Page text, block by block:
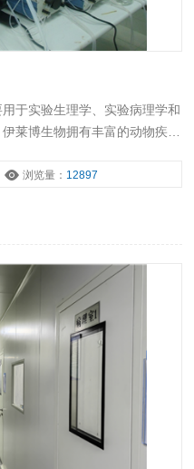
于实验生理学、实验病理学和
莱博生物拥有丰富的动物疾病
、骨科类疾病动物模型和肿
浏览量： 12897